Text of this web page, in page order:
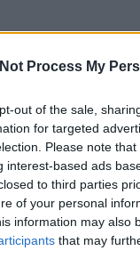
Process My
out of the sale,
for targeted
Please note
interest-based ads
to third parties
of your personal
information may also
that may